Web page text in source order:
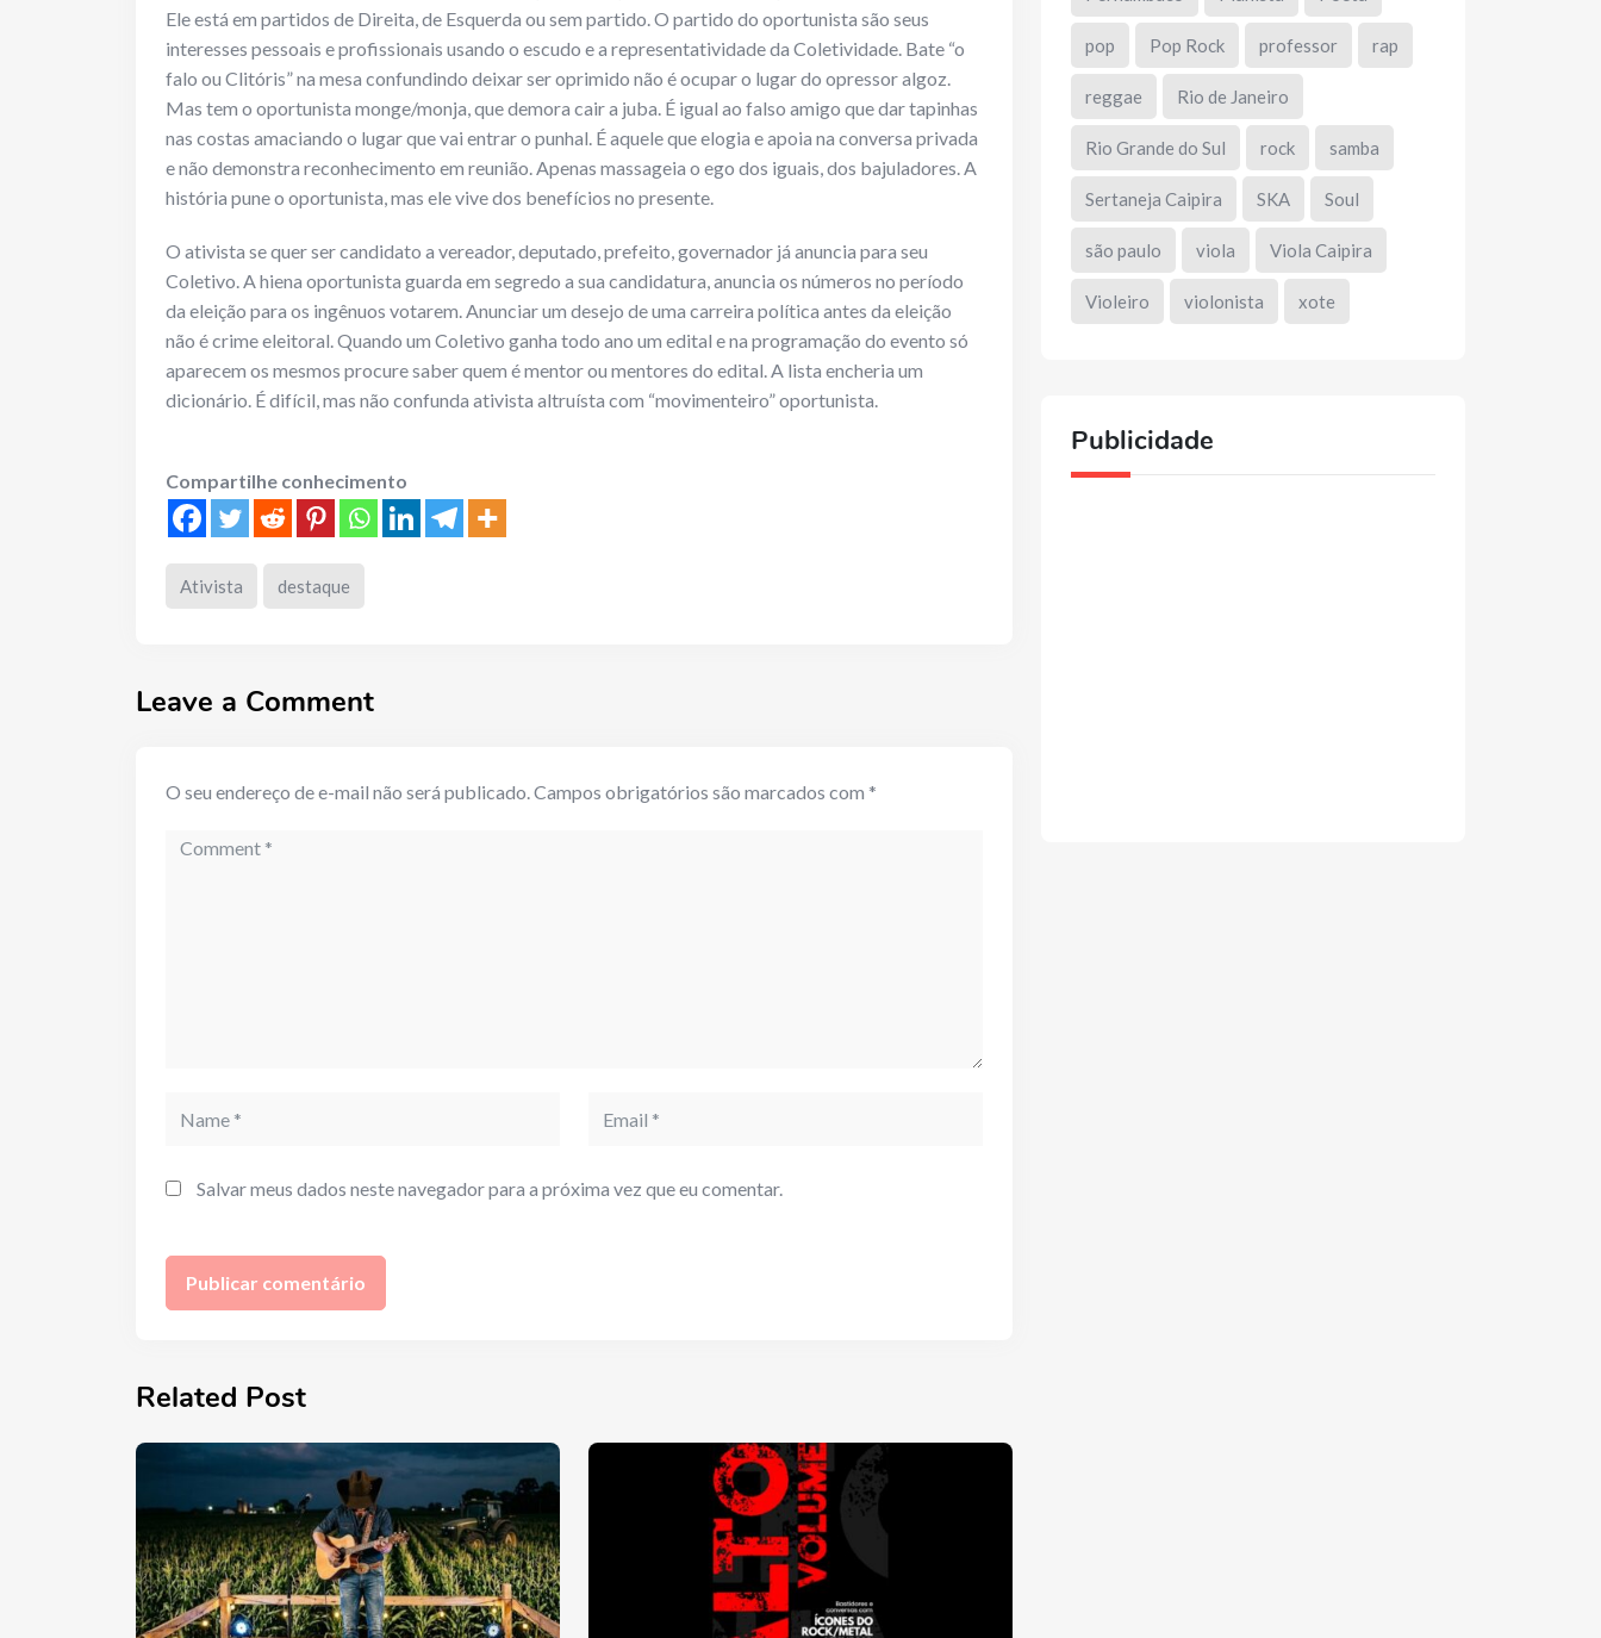
Ele está em partidos de Direita, de Esquerda ou sem partido. O partido do oportunista são seus
interesses pessoais e profissionais usando o escudo e a representatividade da Coletividade. Bate “o
falo ou Clitóris” na mesa confundindo deixar ser oprimido não é ocupar o lugar do opressor algoz.
Mas tem o oportunista monge/monja, que demora cair a juba. É igual ao falso amigo que dar tapinhas
nas costas amaciando o lugar que vai entrar o punhal. É aquele que elogia e apoia na conversa privada
e não demonstra reconhecimento em reunião. Apenas massageia o ego dos iguais, dos bajuladores. A
história pune o oportunista, mas ele vive dos benefícios no presente.
O ativista se quer ser candidato a vereador, deputado, prefeito, governador já anuncia para seu
Coletivo. A hiena oportunista guarda em segredo a sua candidatura, anuncia os números no período
da eleição para os ingênuos votarem. Anunciar um desejo de uma carreira política antes da eleição
não é crime eleitoral. Quando um Coletivo ganha todo ano um edital e na programação do evento só
aparecem os mesmos procure saber quem é mentor ou mentores do edital. A lista encheria um
dicionário. É difícil, mas não confunda ativista altruísta com “movimenteiro” oportunista.
Compartilhe conhecimento
Ativista destaque
Leave a Comment
O seu endereço de e-mail não será publicado.Campos obrigatórios são marcados com *
Comment
Salvar meus dados neste navegador para a próxima vez que eu comentar.
Related Post
pop Pop Rock professor rap
reggae Rio de Janeiro
Rio Grande do Sul rock samba
Sertaneja Caipira SKA Soul
são paulo viola Viola Caipira
Violeiro violonista xote
Publicidade